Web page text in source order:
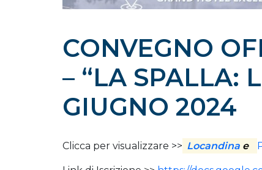
CONVEGNO
– “LA SPALLA:
GIUGNO 2024
Clicca per visualizzare >> Locandina e